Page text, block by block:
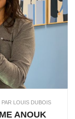
PAR LOUIS DUBOIS
ANOUK